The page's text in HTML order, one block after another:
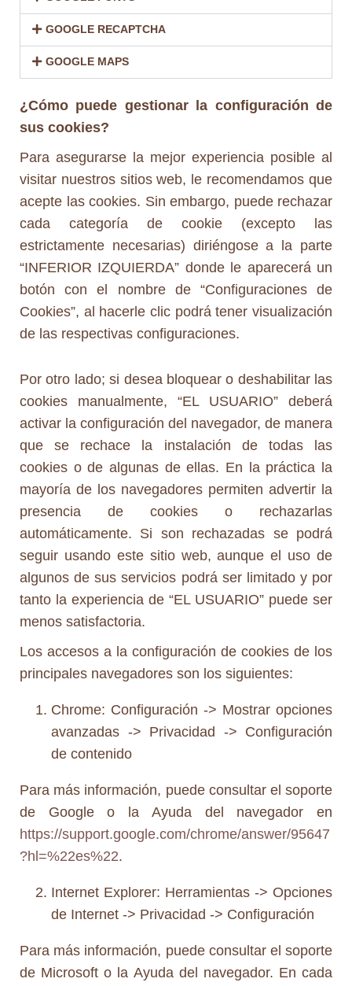
GOOGLE RECAPTCHA
GOOGLE MAPS
¿Cómo puede gestionar la configuración de
sus cookies?
Para asegurarse la mejor experiencia posible al
visitar nuestros sitios web, le recomendamos que
acepte las cookies. Sin embargo, puede rechazar
cada categoría de cookie (excepto las
estrictamente necesarias) diriéngose a la parte
“INFERIOR IZQUIERDA” donde le aparecerá un
botón con el nombre de “Configuraciones de
Cookies”, al hacerle clic podrá tener visualización
de las respectivas configuraciones.
Por otro lado; si desea bloquear o deshabilitar las
cookies manualmente, “EL USUARIO” deberá
activar la configuración del navegador, de manera
que se rechace la instalación de todas las
cookies o de algunas de ellas. En la práctica la
mayoría de los navegadores permiten advertir la
presencia de cookies o rechazarlas
automáticamente. Si son rechazadas se podrá
seguir usando este sitio web, aunque el uso de
algunos de sus servicios podrá ser limitado y por
tanto la experiencia de “EL USUARIO” puede ser
menos satisfactoria.
Los accesos a la configuración de cookies de los
principales navegadores son los siguientes:
Chrome: Configuración -> Mostrar opciones
avanzadas -> Privacidad -> Configuración
de contenido
Para más información, puede consultar el soporte
de Google o la Ayuda del navegador en
https://support.google.com/chrome/answer/95647
?hl=%22es%22.
Internet Explorer: Herramientas -> Opciones
de Internet -> Privacidad -> Configuración
Para más información, puede consultar el soporte
de Microsoft o la Ayuda del navegador. En cada